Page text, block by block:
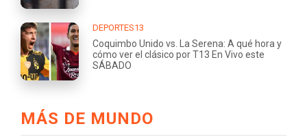
DEPORTES13
Coquimbo Unido vs. La Serena: A qué hora y
cómo ver el clásico por T13 En Vivo este
SÁBADO
MÁS DE MUNDO